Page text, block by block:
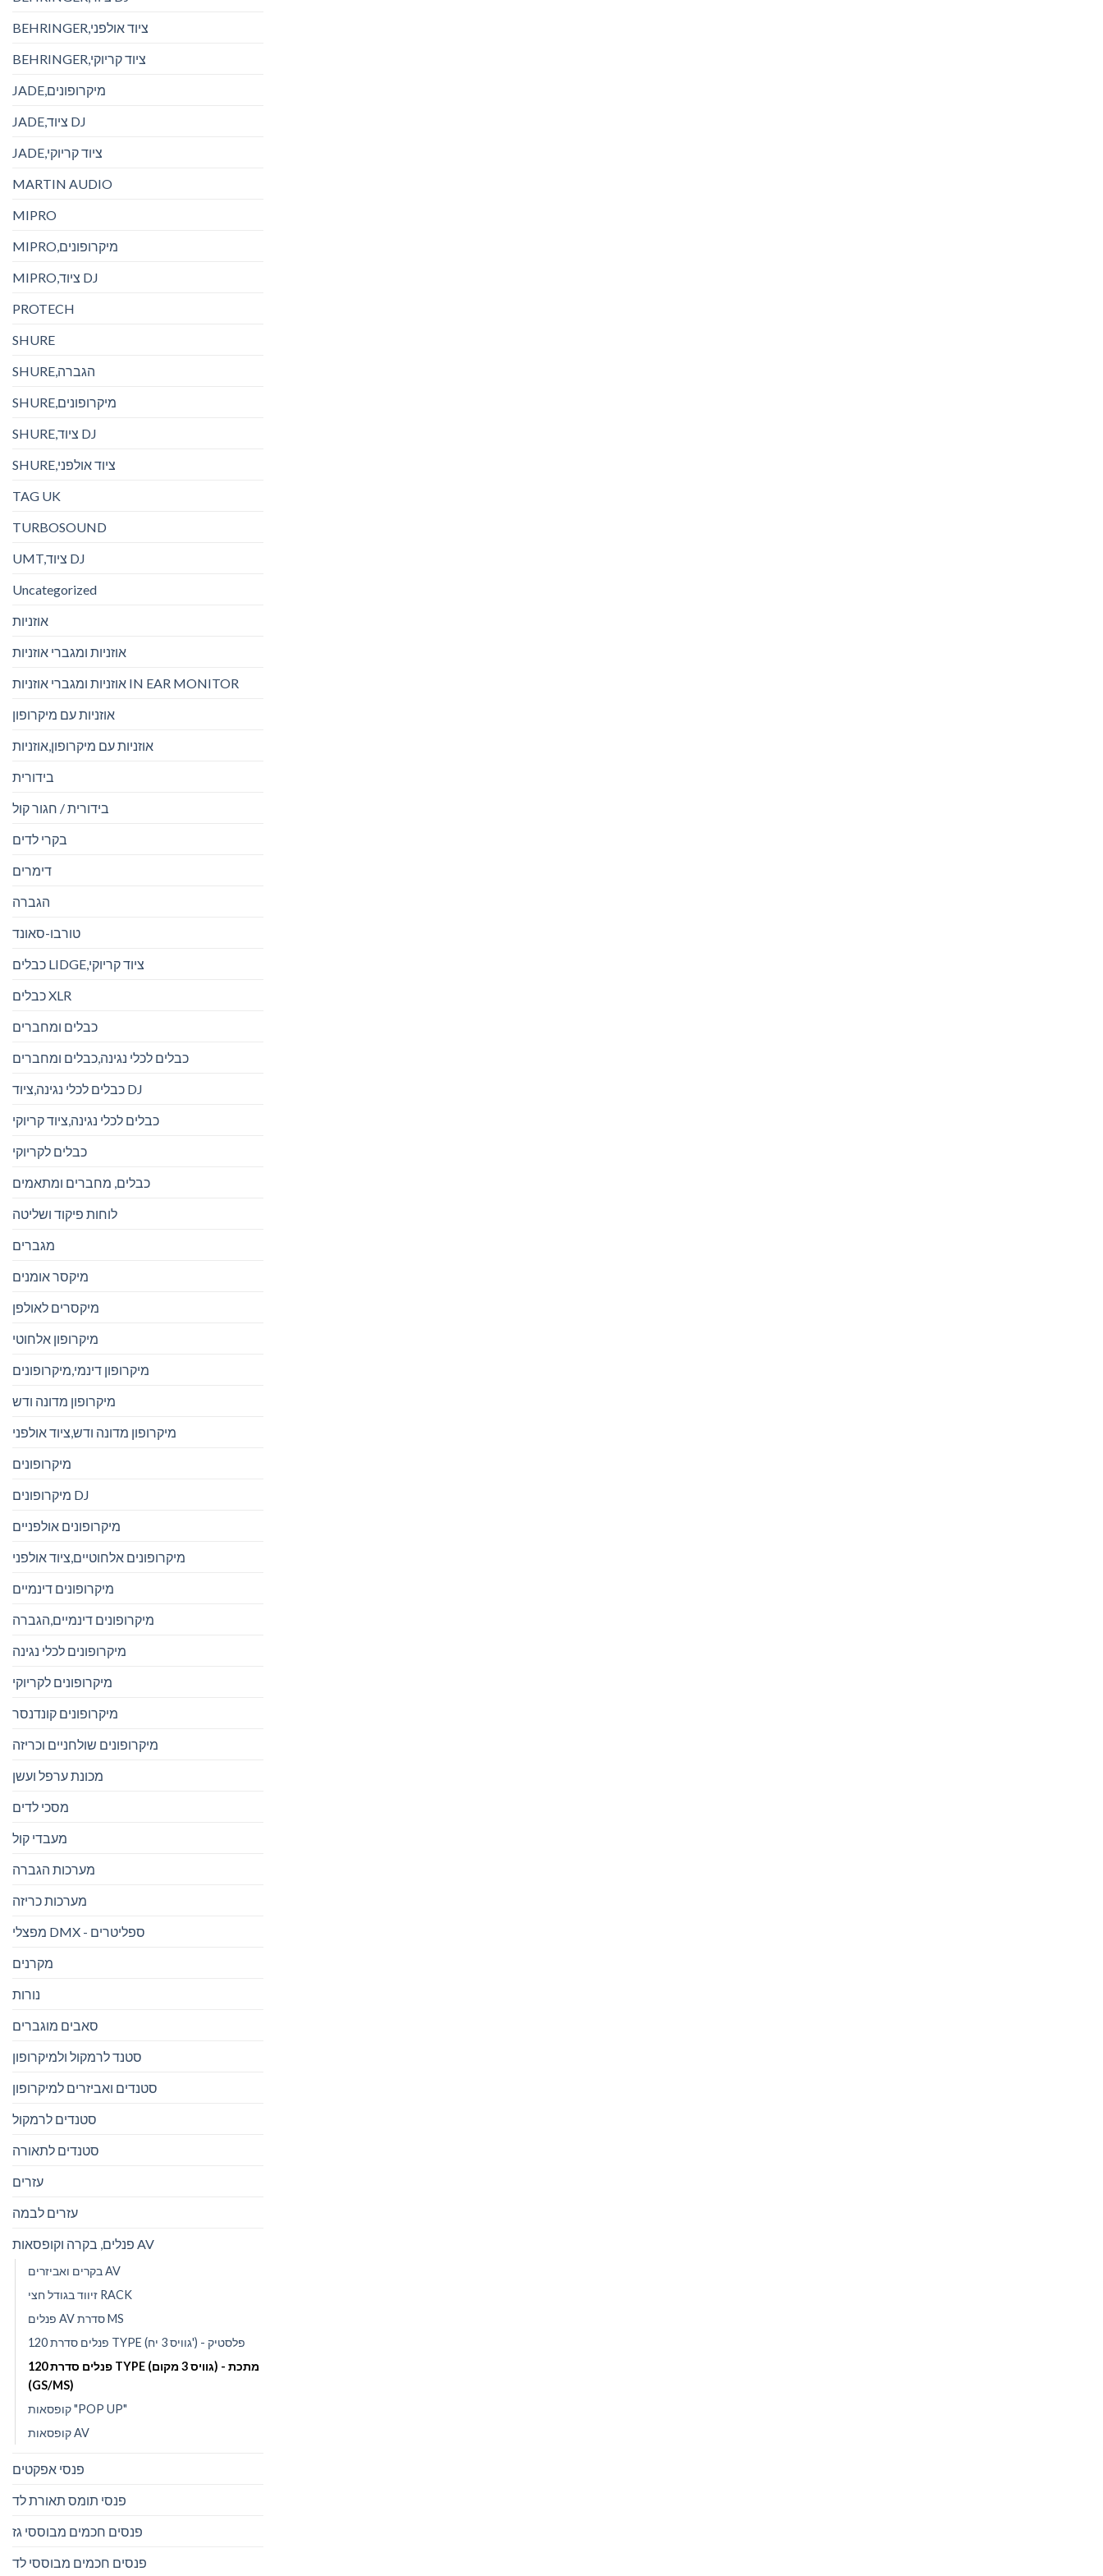
BEHRINGER,ציוד אולפני
BEHRINGER,ציוד קריוקי
JADE,מיקרופונים
JADE,ציוד DJ
JADE,ציוד קריוקי
MARTIN AUDIO
MIPRO
MIPRO,מיקרופונים
MIPRO,ציוד DJ
PROTECH
SHURE
SHURE,הגברה
SHURE,מיקרופונים
SHURE,ציוד DJ
SHURE,ציוד אולפני
TAG UK
TURBOSOUND
UMT,ציוד DJ
Uncategorized
אוזניות
אוזניות ומגברי אוזניות
אוזניות ומגברי אוזניות IN EAR MONITOR
אוזניות עם מיקרופון
אוזניות עם מיקרופון,אוזניות
בידורית
בידורית / חגור קול
בקרי לדים
דימרים
הגברה
טורבו-סאונד
כבלים LIDGE,ציוד קריוקי
כבלים XLR
כבלים ומחברים
כבלים לכלי נגינה,כבלים ומחברים
כבלים לכלי נגינה,ציוד DJ
כבלים לכלי נגינה,ציוד קריוקי
כבלים לקריוקי
כבלים, מחברים ומתאמים
לוחות פיקוד ושליטה
מגברים
מיקסר אומנים
מיקסרים לאולפן
מיקרופון אלחוטי
מיקרופון דינמי,מיקרופונים
מיקרופון מדונה ודש
מיקרופון מדונה ודש,ציוד אולפני
מיקרופונים
מיקרופונים DJ
מיקרופונים אולפניים
מיקרופונים אלחוטיים,ציוד אולפני
מיקרופונים דינמיים
מיקרופונים דינמיים,הגברה
מיקרופונים לכלי נגינה
מיקרופונים לקריוקי
מיקרופונים קונדנסר
מיקרופונים שולחניים וכריזה
מכונת ערפל ועשן
מסכי לדים
מעבדי קול
מערכות הגברה
מערכות כריזה
מפצלי DMX - ספליטרים
מקרנים
נורות
סאבים מוגברים
סטנד לרמקול ולמיקרופון
סטנדים ואביזרים למיקרופון
סטנדים לרמקול
סטנדים לתאורה
עזרים
עזרים לבמה
פנלים, בקרה וקופסאות AV
בקרים ואביזרים AV
זיווד בגודל חצי RACK
פנלים AV סדרת MS
פנלים סדרת 120 TYPE (גוויס 3 יח') - פלסטיק
פנלים סדרת 120 TYPE (גוויס 3 מקום) - מתכת
(GS/MS)
קופסאות "POP UP"
קופסאות AV
פנסי אפקטים
פנסי תומס תאורת לד
פנסים חכמים מבוססי גז
פנסים חכמים מבוססי לד